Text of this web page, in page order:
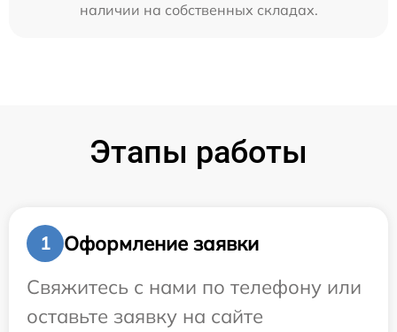
наличии на собственных складах.
Этапы работы
1
Оформление заявки
Свяжитесь с нами по телефону или
оставьте заявку на сайте